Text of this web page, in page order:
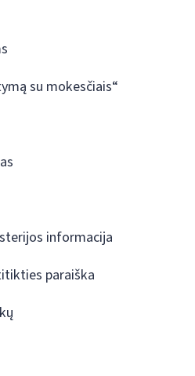
su mokesčiais“
informacija
paraiška